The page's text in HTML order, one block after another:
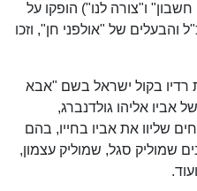
ו"צורה לנו") הופקו על
והבעלים של "אולפני חן", וזכו
תוכנית רדיו בקול ישראל בשם "אבא
שנה למותו של אביו אליהו גולדנברג,
שליוו את אביו בחייו, בהם
שמוליק סגל, שמוליק עצמון,